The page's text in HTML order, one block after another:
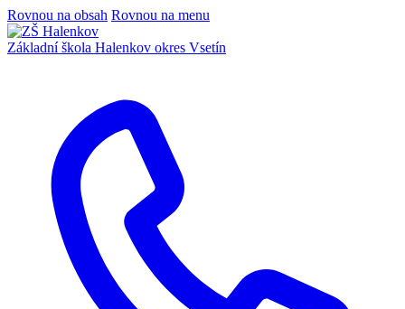
Rovnou na obsah Rovnou na menu
Základní škola Halenkov okres Vsetín